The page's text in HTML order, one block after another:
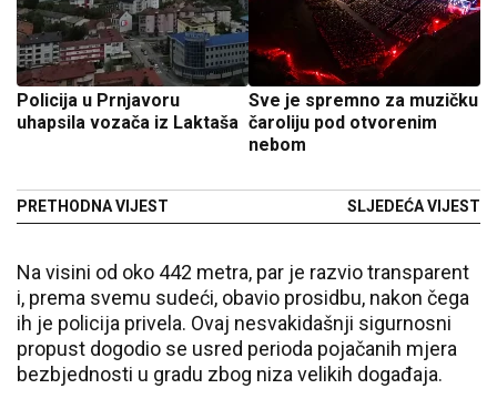
Policija u Prnjavoru
uhapsila vozača iz Laktaša
PRETHODNA VIJEST
Sve je spremno za muzičku
čaroliju pod otvorenim
nebom
SLJEDEĆA VIJEST
Na visini od oko 442 metra, par je razvio transparent
i, prema svemu sudeći, obavio prosidbu, nakon čega
ih je policija privela. Ovaj nesvakidašnji sigurnosni
propust dogodio se usred perioda pojačanih mjera
bezbjednosti u gradu zbog niza velikih događaja.